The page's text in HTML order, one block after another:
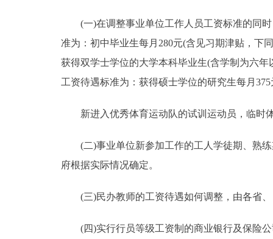
(一)在调整事业单位工作人员工资标准的同时
准为：初中毕业生每月280元(含见习期津贴，下
获得双学士学位的大学本科毕业生(含学制为六
工资待遇标准为：获得硕士学位的研究生每月
新进入优秀体育运动队的试训运动员，临时
(二)事业单位新参加工作的工人学徒期、熟练
府根据实际情况确定。
(三)民办教师的工资待遇如何调整，由各省、
(四)实行行员等级工资制的商业银行及保险公